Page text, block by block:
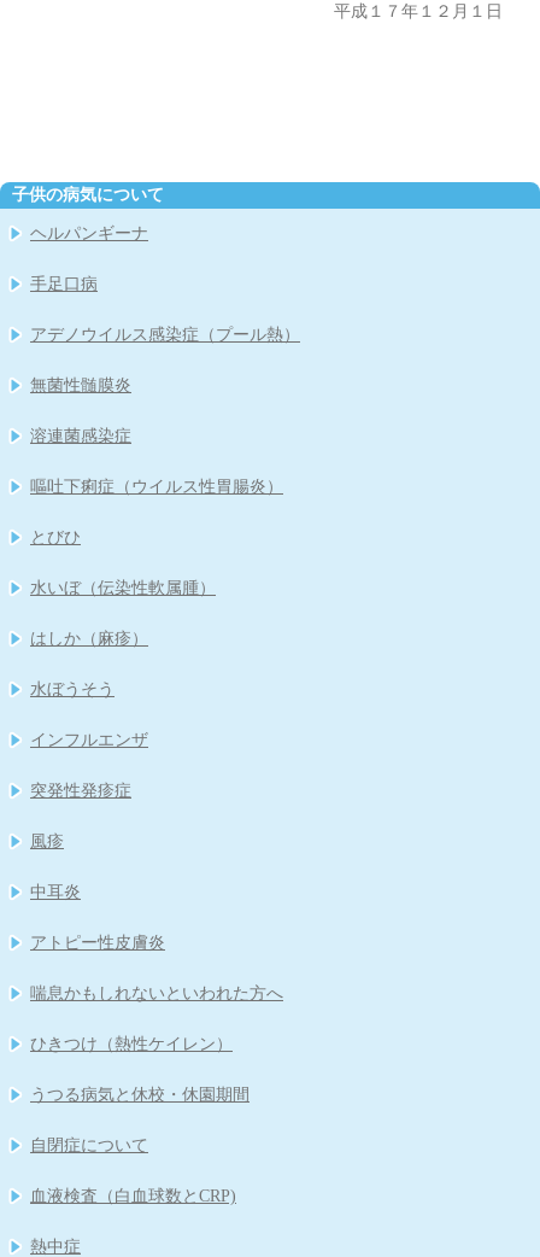
平成１７年１２月１日
子供の病気について
ヘルパンギーナ
手足口病
アデノウイルス感染症（プール熱）
無菌性髄膜炎
溶連菌感染症
嘔吐下痢症（ウイルス性胃腸炎）
とびひ
水いぼ（伝染性軟属腫）
はしか（麻疹）
水ぼうそう
インフルエンザ
突発性発疹症
風疹
中耳炎
アトピー性皮膚炎
喘息かもしれないといわれた方へ
ひきつけ（熱性ケイレン）
うつる病気と休校・休園期間
自閉症について
血液検査（白血球数とCRP)
熱中症